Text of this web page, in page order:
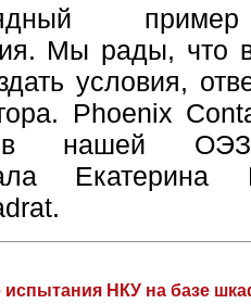
Мы рады,
условия,
Phoenix
в нашей
испытания НКУ на базе